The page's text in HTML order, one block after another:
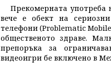
Прекомерната употреба
вече е обект на
телефони (Problematic
общественото здраве.
препоръка за
видеоигри бе включено в